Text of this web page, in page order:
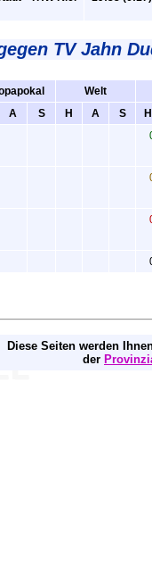
TV Jahn
Welt
A S H A S
H
Diese Seiten werden
der